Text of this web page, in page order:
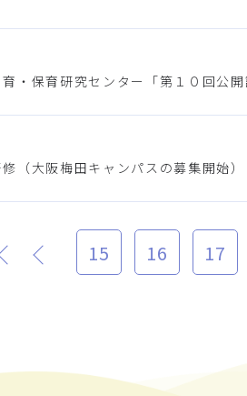
・保育研究センター「第１０回公
（大阪梅田キャンパスの募集開始）
初 15 16 17